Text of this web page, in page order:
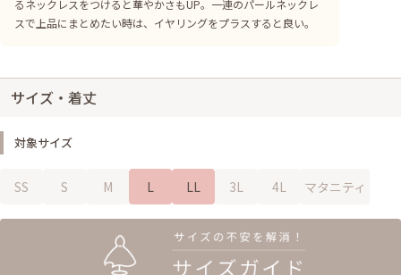
るネックレスをつけると華やかさもUP。一連のパールネックレ
スで上品にまとめたい時は、イヤリングをプラスすると良い。
サイズ・着丈
対象サイズ
SS S M L LL 3L 4L マタニティ